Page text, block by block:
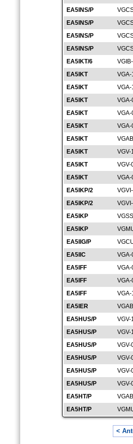
EA5INS/P
EA5INS/P
EA5INS/P
EA5INS/P
EA5IKT/6
EA5IKT
EA5IKT
EA5IKT
EA5IKT
EA5IKT
EA5IKT
EA5IKT
VGV-
EA5IKT
VGV-
EA5IKT
EA5IKP/2
EA5IKP/2
EA5IKP
EA5IKP
EA5IIG/P
EA5IIC
EA5IFF
EA5IFF
EA5IFF
EA5IER
EA5HUS/P
VGV-
EA5HUS/P
VGV-
EA5HUS/P
VGV-
EA5HUS/P
VGV-
EA5HUS/P
VGV-
EA5HUS/P
VGV-
EA5HT/P
EA5HT/P
<